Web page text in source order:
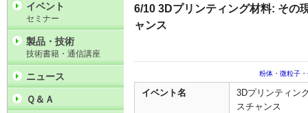
6/10 3Dプリンティング材料: その
ャンス
粉体・微粒子
イベント名
3Dプリンティン
スチャンス
イベント
セミナー
製品・技術
技術書籍・通信講座
ニュース
Ｑ＆Ａ